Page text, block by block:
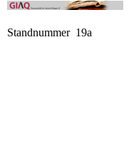
Standnummer 19a